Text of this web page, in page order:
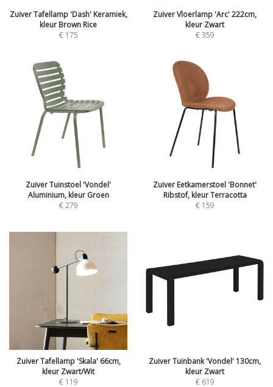
Zuiver Tafellamp 'Dash' Keramiek,
kleur Brown Rice
€ 175
Zuiver Vloerlamp 'Arc' 222cm,
kleur Zwart
€359
Zuiver Tuinstoel 'Vondel'
Aluminium, kleur Groen
€279
Zuiver Eetkamerstoel 'Bonnet'
Ribstof, kleur Terracotta
€ 159
Zuiver Tafellamp 'Skala' 66cm,
kleur Zwart/Wit
€ 119
Zuiver Tuinbank 'Vondel' 130cm,
kleur Zwart
€ 619